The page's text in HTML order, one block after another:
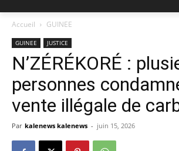
Accueil GUINEE
GUINEE JUSTICE
N’ZÉRÉKORÉ :
personnes
vente illégale de
Par kalenews kalenews - juin 15, 2026